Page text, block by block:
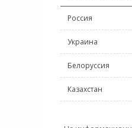
Россия
Украина
Белоруссия
Казахстан